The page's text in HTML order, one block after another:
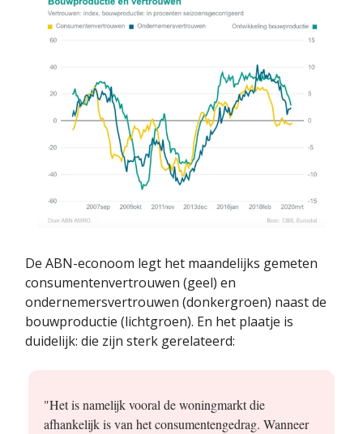
De ABN-econoom legt het maandelijks gemeten
consumentenvertrouwen (geel) en
ondernemersvertrouwen (donkergroen) naast de
bouwproductie (lichtgroen). En het plaatje is
duidelijk: die zijn sterk gerelateerd:
"Het is namelijk vooral de woningmarkt die
afhankelijk is van het consumentengedrag. Wanneer